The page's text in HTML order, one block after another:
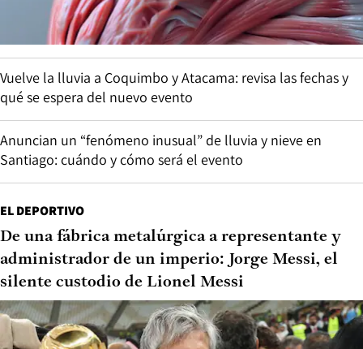
Vuelve la lluvia a Coquimbo y Atacama: revisa las fechas y
qué se espera del nuevo evento
Anuncian un “fenómeno inusual” de lluvia y nieve en
Santiago: cuándo y cómo será el evento
EL DEPORTIVO
De una fábrica metalúrgica a representante y
administrador de un imperio: Jorge Messi, el
silente custodio de Lionel Messi